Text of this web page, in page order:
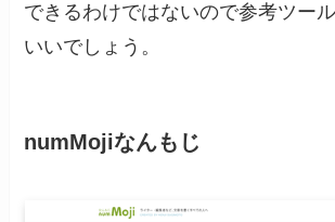
できるわけではないので参考ツー
いいでしょう。
numMojiなんもじ